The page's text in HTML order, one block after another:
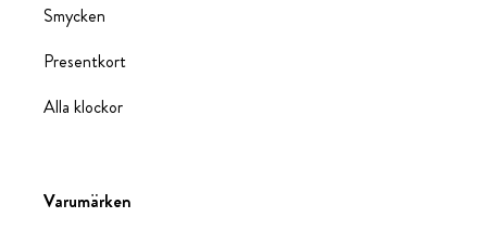
Smycken
Presentkort
Alla klockor
Varumärken